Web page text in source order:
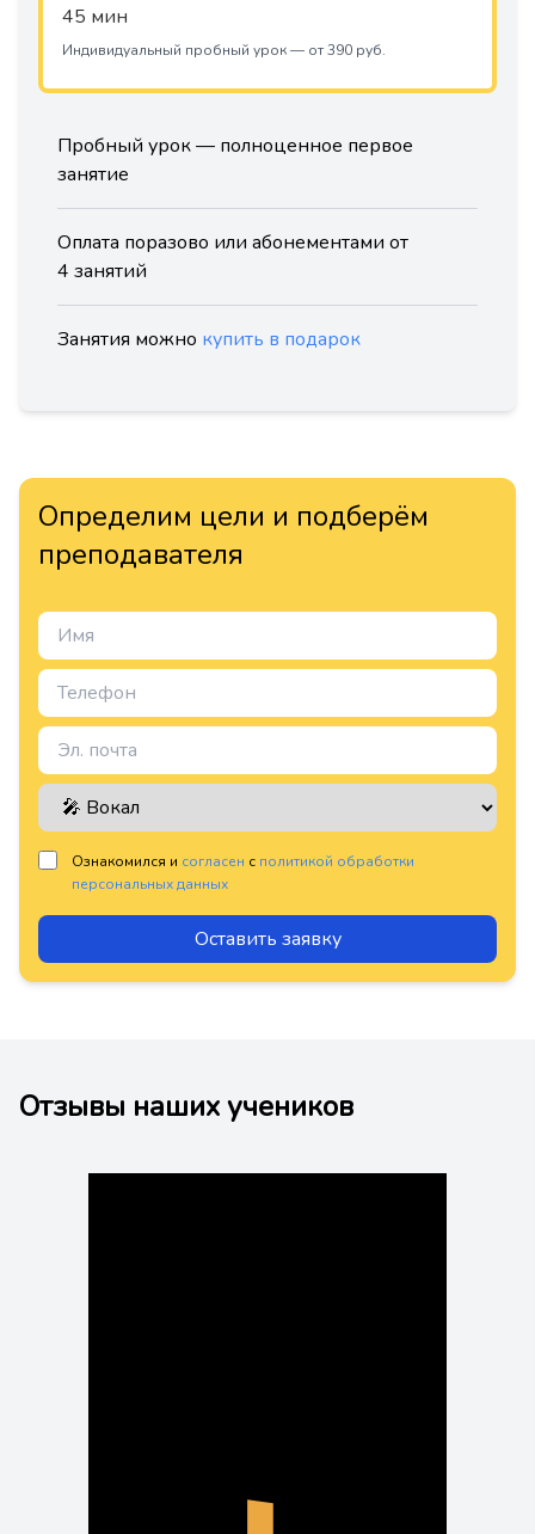
45 мин
Индивидуальный пробный урок — от 390 руб.
Пробный урок — полноценное первое
занятие
Оплата поразово или абонементами от
4 занятий
Занятия можно купить в подарок
Определим цели и подберём
преподавателя
Ознакомился и согласен с политикой обработки
персональных данных
Оставить заявку
Отзывы наших учеников